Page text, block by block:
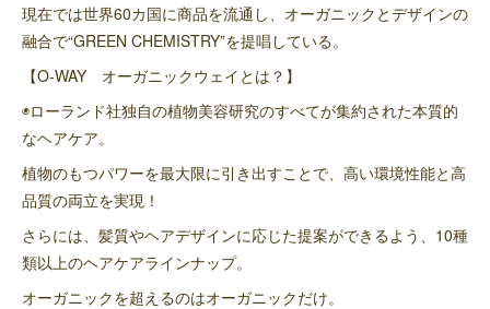
現在では世界60カ国に商品を流通し、オーガニックとデザインの
融合で“GREEN CHEMISTRY”を提唱している。
【O-WAY オーガニックウェイとは？】
◉ローランド社独自の植物美容研究のすべてが集約された本質的
なヘアケア。
植物のもつパワーを最大限に引き出すことで、高い環境性能と高
品質の両立を実現！
さらには、髪質やヘアデザインに応じた提案ができるよう、10種
類以上のヘアケアラインナップ。
オーガニックを超えるのはオーガニックだけ。